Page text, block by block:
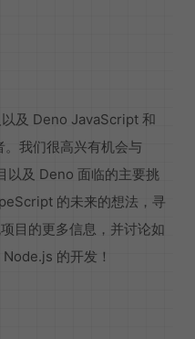
及 Deno JavaScript 和
我们很高兴有机会与
以及 Deno 面临的主要挑
的未来的想法，寻
目的更多信息，并讨论如
的开发！